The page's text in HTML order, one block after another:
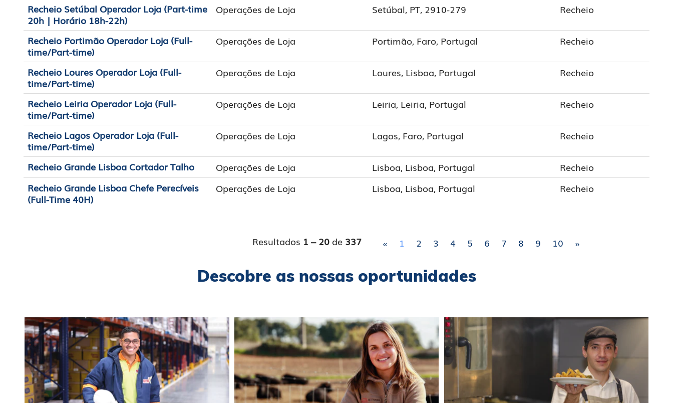
Recheio Setúbal Operador Loja (Part-time
20h | Horário 18h-22h)
Operações de Loja Setúbal, PT, 2910-279 Recheio
Recheio Portimão Operador Loja (Full-
time/Part-time)
Operações de Loja Portimão, Faro, Portugal Recheio
Recheio Loures Operador Loja (Full-
time/Part-time)
Operações de Loja Loures, Lisboa, Portugal Recheio
Recheio Leiria Operador Loja (Full-
time/Part-time)
Operações de Loja Leiria, Leiria, Portugal Recheio
Recheio Lagos Operador Loja (Full-
time/Part-time)
Operações de Loja Lagos, Faro, Portugal Recheio
Recheio Grande Lisboa Cortador Talho Operações de Loja Lisboa, Lisboa, Portugal
Recheio
Recheio Grande Lisboa Chefe Perecíveis
(Full-Time 40H)
Operações de Loja Lisboa, Lisboa, Portugal Recheio
Resultados 1 – 20 de 337 « 1 2 3 4 5 6 7 8 9 10 »
Descobre as nossas oportunidades